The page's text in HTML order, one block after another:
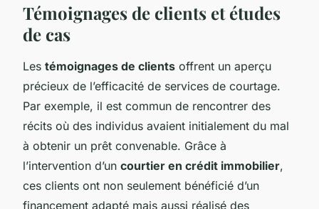
Témoignages de clients et études
de cas
Les témoignages de clients offrent un aperçu
précieux de l’efficacité de services de courtage.
Par exemple, il est commun de rencontrer des
récits où des individus avaient initialement du mal
à obtenir un prêt convenable. Grâce à
l’intervention d’un courtier en crédit immobilier,
ces clients ont non seulement bénéficié d’un
financement adapté mais aussi réalisé des